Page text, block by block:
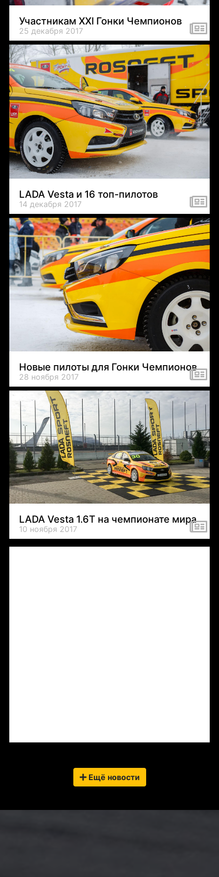
Участникам XXI Гонки Чемпионов
25 декабря 2017
LADA Vesta и 16 топ-пилотов
14 декабря 2017
Новые пилоты для Гонки Чемпионов
28 ноября 2017
LADA Vesta 1.6T на чемпионате мира
10 ноября 2017
Ещё новости